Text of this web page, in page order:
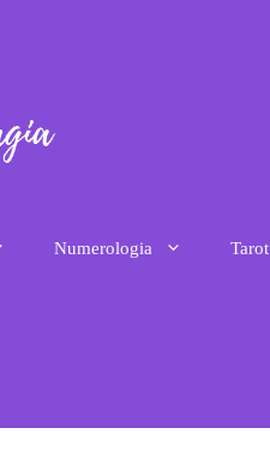
Numerologia Tarot